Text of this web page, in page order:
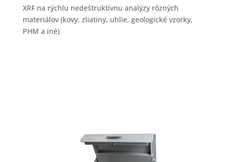
XRF na rýchlu nedeštruktívnu analýzy rôzných
materiálov (kovy, zliatiny, uhlie, geologické vzorky,
PHM a iné)